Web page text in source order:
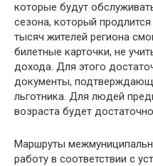
которые будут
сезона, который
тысяч жителей региона
билетные карточки, не
дохода. Для этого
документы,
льготника. Для людей
возраста будет
Маршруты
работу в соответствии с